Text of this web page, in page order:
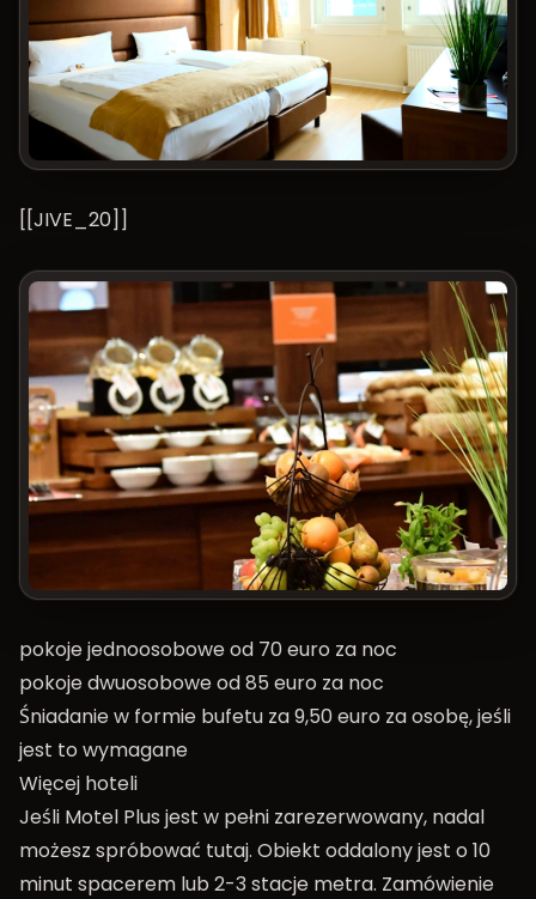
[[JIVE_20]]
pokoje jednoosobowe od 70 euro za noc
pokoje dwuosobowe od 85 euro za noc
Śniadanie w formie bufetu za 9,50 euro za osobę, jeśli
jest to wymagane
Więcej hoteli
Jeśli Motel Plus jest w pełni zarezerwowany, nadal
możesz spróbować tutaj. Obiekt oddalony jest o 10
minut spacerem lub 2-3 stacje metra. Zamówienie